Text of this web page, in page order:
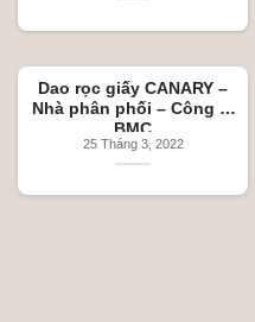
Dao rọc giấy CANARY –
Nhà phân phối – Công ty
BMC
25 Tháng 3, 2022